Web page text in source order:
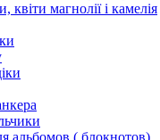
квіти магнолії і камелія
альбомов ( блокнотов)